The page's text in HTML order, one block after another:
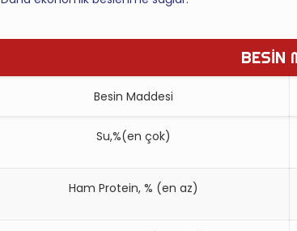
BESİN
Besin Maddesi
Su,%(en çok)
Ham Protein, % (en az)